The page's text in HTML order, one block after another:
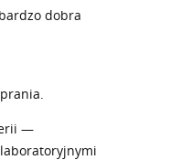
dobra
—